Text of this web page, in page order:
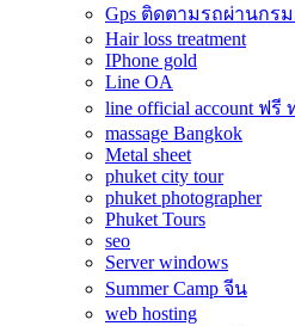
Gps ติดตามรถผ่านกร
Hair loss treatment
IPhone gold
Line OA
line official account ฟรี
massage Bangkok
Metal sheet
phuket city tour
phuket photographer
Phuket Tours
seo
Server windows
Summer Camp จีน
web hosting